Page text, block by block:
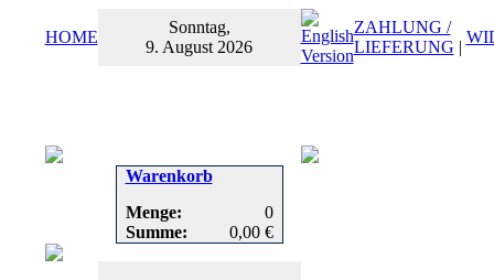
HOME
Sonntag,
9. August 2026
ZAHLUNG /
LIEFERUNG |
Warenkorb
Menge:
0
Summe:
0,00 €